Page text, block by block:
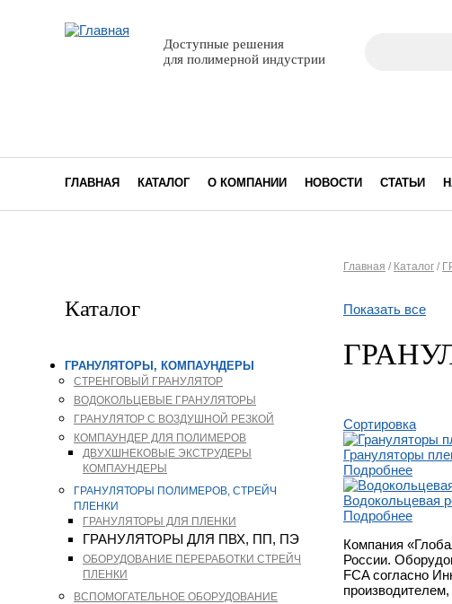
Доступные решения
для полимерной индустрии
ГЛАВНАЯ КАТАЛОГ О КОМПАНИИ НОВОСТИ СТАТЬИ
Каталог
ГРАНУЛЯТОРЫ, КОМПАУНДЕРЫ
СТРЕНГОВЫЙ ГРАНУЛЯТОР
ВОДОКОЛЬЦЕВЫЕ ГРАНУЛЯТОРЫ
ГРАНУЛЯТОР С ВОЗДУШНОЙ РЕЗКОЙ
КОМПАУНДЕР ДЛЯ ПОЛИМЕРОВ
ДВУХШНЕКОВЫЕ ЭКСТРУДЕРЫ
КОМПАУНДЕРЫ
ГРАНУЛЯТОРЫ ПОЛИМЕРОВ, СТРЕЙЧ
ПЛЕНКИ
ГРАНУЛЯТОРЫ ДЛЯ ПЛЕНКИ
ГРАНУЛЯТОРЫ ДЛЯ ПВХ, ПП, ПЭ
ОБОРУДОВАНИЕ ПЕРЕРАБОТКИ СТРЕЙЧ
ПЛЕНКИ
ВСПОМОГАТЕЛЬНОЕ ОБОРУДОВАНИЕ
Главная / Каталог /
Показать все
Сортировка
Грануляторы
Подробнее
Водокольцевая
Подробнее
Компания
России.
FCA согласно